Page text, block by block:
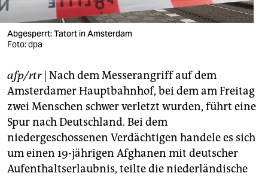
verlag
veranstaltungen
shop
fragen & hilfe
unterstützen
abo
genossenschaft
Abgesperrt: Tatort in Amsterdam
Foto: dpa
afp/rtr| Nach dem Messerangriff auf dem
Amsterdamer Hauptbahnhof, bei dem am Freitag
zwei Menschen schwer verletzt wurden, führt eine
Spur nach Deutschland. Bei dem
niedergeschossenen Verdächtigen handele es sich
um einen 19-jährigen Afghanen mit deutscher
Aufenthaltserlaubnis, teilte die niederländische